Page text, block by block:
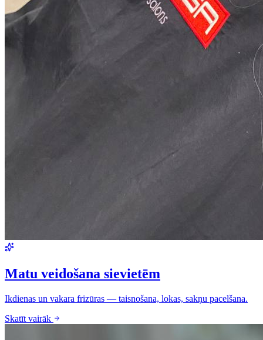
Matu veidošana sievietēm
Ikdienas un vakara frizūras — taisnošana, lokas, sakņu pacelšana.
Skatīt vairāk